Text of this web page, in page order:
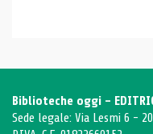
Biblioteche oggi -
Sede legale: Via Lesmi 6 -